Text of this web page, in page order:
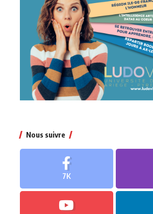
Nous suivre
7K